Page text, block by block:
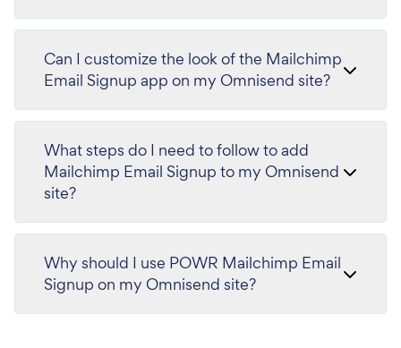
Can I customize the look of the Mailchimp
Email Signup app on my Omnisend site?
What steps do I need to follow to add
Mailchimp Email Signup to my Omnisend
site?
Why should I use POWR Mailchimp Email
Signup on my Omnisend site?